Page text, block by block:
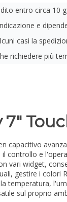
entro circa 10
e
casi la
richiedere più
capacitivo
controllo e
vari widget,
gestire i colori
temperatura,
sul proprio